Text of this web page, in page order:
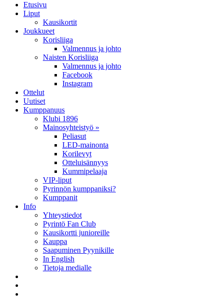
Etusivu
Liput
Kausikortit
Joukkueet
Korisliiga
Valmennus ja johto
Naisten Korisliiga
Valmennus ja johto
Facebook
Instagram
Ottelut
Uutiset
Kumppanuus
Klubi 1896
Mainosyhteistyö »
Peliasut
LED-mainonta
Korilevyt
Otteluisännyys
Kummipelaaja
VIP-liput
Pyrinnön kumppaniksi?
Kumppanit
Info
Yhteystiedot
Pyrintö Fan Club
Kausikortti junioreille
Kauppa
Saapuminen Pyynikille
In English
Tietoja medialle